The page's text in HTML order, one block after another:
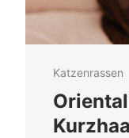
Katzenrassen